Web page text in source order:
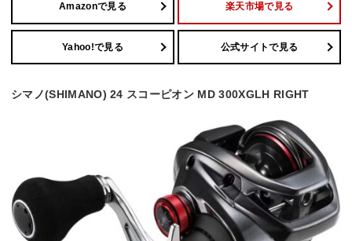
Amazonで見る 楽天市場で見る
Yahoo!で見る 公式サイトで見る
シマノ(SHIMANO) 24 スコーピオン MD 300XGLH RIGHT